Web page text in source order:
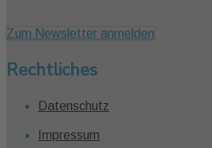
Zum Newsletter anmelden
Rechtliches
Datenschutz
Impressum